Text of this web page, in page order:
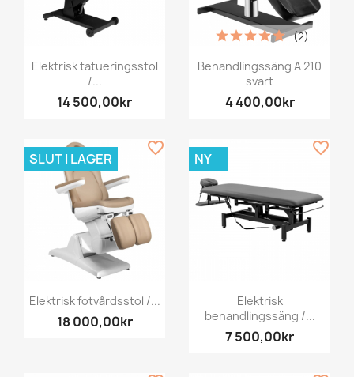
Elektrisk tatueringsstol
/...
14 500,00kr
Behandlingssäng A 210
svart
4 400,00kr
(2)
Elektrisk fotvårdsstol /...
18 000,00kr
SLUT I LAGER
favorite_border
Elektrisk
behandlingssäng /...
7 500,00kr
NY
favorite_border